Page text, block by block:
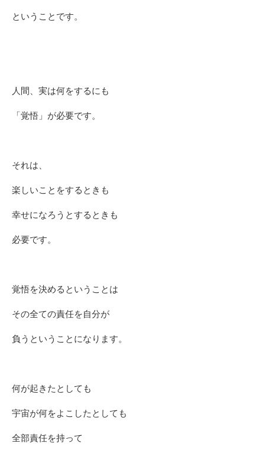
ということです。
人間、実は何をするにも
「覚悟」が必要です。
それは、
楽しいことをするときも
幸せになろうとするときも
必要です。
覚悟を決めるということは
その全ての責任を自分が
負うということになります。
何が起きたとしても
宇宙が何をよこしたとしても
全部責任を持って